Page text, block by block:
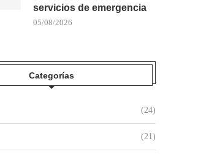
servicios de emergencia
05/08/2026
Categorías
(24)
(21)